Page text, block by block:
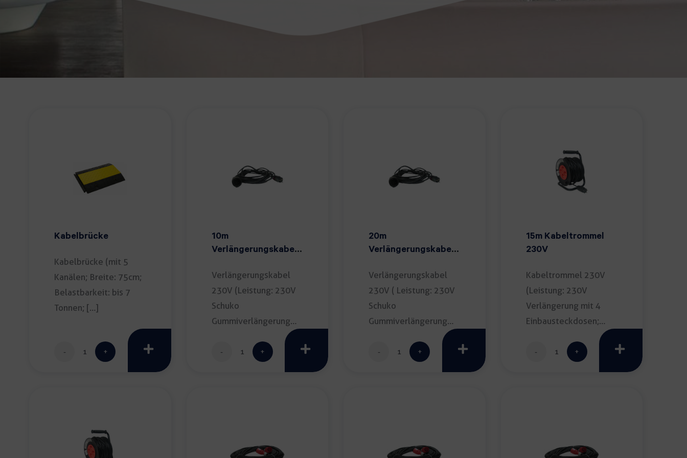
Kabelbrücke
Kabelbrücke (mit 5
Kanälen; Breite: 75cm;
Belastbarkeit: bis 7
Tonnen; […]
Kabelbrücke
Menge
10m
Verlängerungskabel
Verlängerungskabel
230V (Leistung: 230V
Schuko
Gummiverlängerung
IP44; Länge: 10m) inkl.
[…]
10m
Verlängerungskabel
20m
Verlängerungskabel
Verlängerungskabel
230V ( Leistung: 230V
Schuko
Gummiverlängerung
IP44; Länge: 20m) […]
20m
Verlängerungskabel
15m Kabeltrommel
230V
Kabeltrommel 230V
(Leistung: 230V
Verlängerung mit 4
Einbausteckdosen;
Stabiles Traggestell
[…]
15m
Kabeltrommel